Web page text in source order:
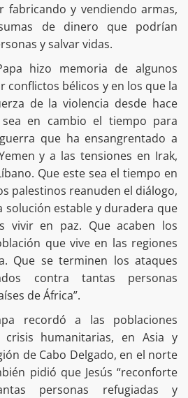
fabricando y vendiendo armas,
de dinero que podrían
y salvar vidas.
hizo memoria de algunos
conflictos bélicos y en los que la
de la violencia desde hace
sea en cambio el tiempo para
que ha ensangrentado a
y a las tensiones en Irak,
Que este sea el tiempo en
palestinos reanuden el diálogo,
solución estable y duradera que
vivir en paz. Que acaben los
que vive en las regiones
Que se terminen los ataques
contra tantas personas
de África”.
recordó a las poblaciones
humanitarias, en Asia y
de Cabo Delgado, en el norte
pidió que Jesús “reconforte
personas refugiadas y